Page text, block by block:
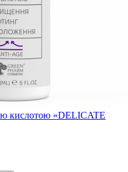
кислотою «DELICATE